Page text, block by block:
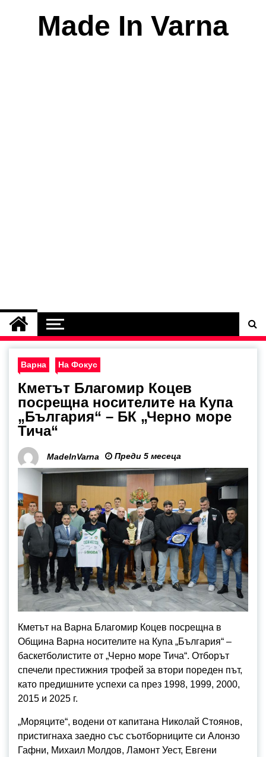
Made In Varna
Варна На Фокус
Кметът Благомир Коцев
посрещна носителите на Купа
„България“ – БК „Черно море
Тича“
MadeInVarna Преди 5 месеца
Кметът на Варна Благомир Коцев посрещна в
Община Варна носителите на Купа „България“ –
баскетболистите от „Черно море Тича“. Отборът
спечели престижния трофей за втори пореден път,
като предишните успехи са през 1998, 1999, 2000,
2015 и 2025 г.
„Моряците“, водени от капитана Николай Стоянов,
пристигнаха заедно със съотборниците си Алонзо
Гафни, Михаил Молдов, Ламонт Уест, Евгени